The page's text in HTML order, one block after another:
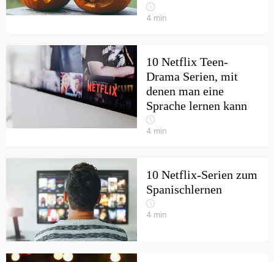
4 min
10 Netflix Teen-
Drama Serien, mit
denen man eine
Sprache lernen kann
4 min
10 Netflix-Serien zum
Spanischlernen
4 min